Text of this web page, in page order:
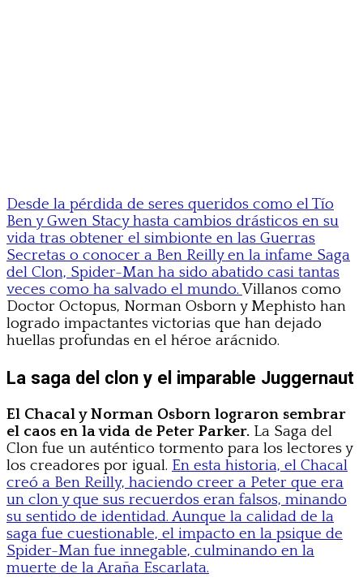
Desde la pérdida de seres queridos como el Tío
Ben y Gwen Stacy hasta cambios drásticos en su
vida tras obtener el simbionte en las Guerras
Secretas o conocer a Ben Reilly en la infame Saga
del Clon, Spider-Man ha sido abatido casi tantas
veces como ha salvado el mundo.Villanos como
Doctor Octopus, Norman Osborn y Mephisto han
logrado impactantes victorias que han dejado
huellas profundas en el héroe arácnido.
La saga del clon y el imparable Juggernaut
El Chacal y Norman Osborn lograron sembrar
el caos en la vida de Peter Parker. La Saga del
Clon fue un auténtico tormento para los lectores y
los creadores por igual. En esta historia, el Chacal
creó a Ben Reilly, haciendo creer a Peter que era
un clon y que sus recuerdos eran falsos, minando
su sentido de identidad. Aunque la calidad de la
saga fue cuestionable, el impacto en la psique de
Spider-Man fue innegable, culminando en la
muerte de la Araña Escarlata.